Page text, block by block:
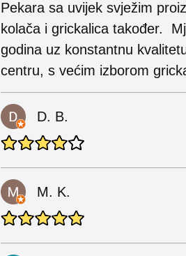
Pekara sa uvijek svježim
kolača i grickalica također.
godina uz konstantnu
centru, s većim izborom
D. B.
M. K.